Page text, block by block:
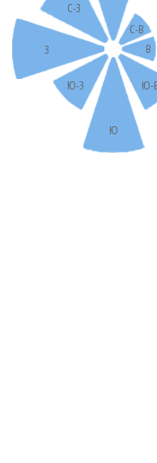
С-В
В
Ю-
Ю
Ю-З
З
С-З